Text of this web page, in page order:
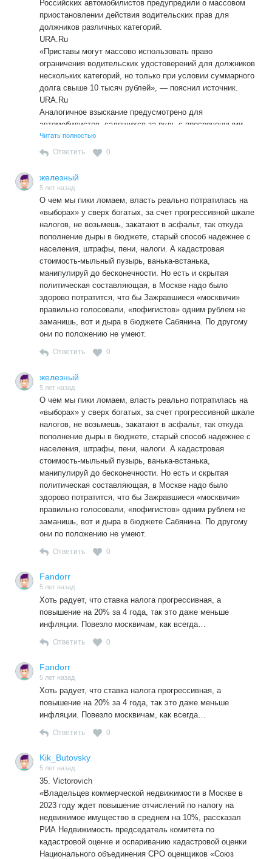
Российских автомобилистов предупредили о массовом
приостановлении действия водительских прав для
должников различных категорий.
URA.Ru
«Приставы могут массово использовать право
ограничения водительских удостоверений для должников
нескольких категорий, но только при условии суммарного
долга свыше 10 тысяч рублей», — пояснил источник.
URA.Ru
Аналогичное взыскание предусмотрено для
автомобилистов, садящихся за руль с просроченными
правами, либо с документом, в котором содержится
неверная информация.
Во всех случаях машина нарушителя будет эвакуирована
на специализированную стоянку.
Читать полностью
Ответить 0
железный
5 лет назад
О чем мы пики ломаем, власть реально потратилась на
«выборах» у сверх богатых, за счет прогрессивной шкале
налогов, не возьмешь, закатают в асфальт, так откуда
пополнение дыры в бюджете, старый способ надежнее с
населения, штрафы, пени, налоги. А кадастровая
стоимость-мыльный пузырь, ванька-встанька,
манипулируй до бесконечности. Но есть и скрытая
политическая составляющая, в Москве надо было
здорово потратится, что бы Зажравшиеся «москвичи»
правильно голосовали, «пофигистов» одним рублем не
заманишь, вот и дыра в бюджете Сабянина. По другому
они по положению не умеют.
Ответить 0
железный
5 лет назад
О чем мы пики ломаем, власть реально потратилась на
«выборах» у сверх богатых, за счет прогрессивной шкале
налогов, не возьмешь, закатают в асфальт, так откуда
пополнение дыры в бюджете, старый способ надежнее с
населения, штрафы, пени, налоги. А кадастровая
стоимость-мыльный пузырь, ванька-встанька,
манипулируй до бесконечности. Но есть и скрытая
политическая составляющая, в Москве надо было
здорово потратится, что бы Зажравшиеся «москвичи»
правильно голосовали, «пофигистов» одним рублем не
заманишь, вот и дыра в бюджете Сабянина. По другому
они по положению не умеют.
Ответить 0
Fandorr
5 лет назад
Хоть радует, что ставка налога прогрессивная, а
повышение на 20% за 4 года, так это даже меньше
инфляции. Повезло москвичам, как всегда…
Ответить 0
Fandorr
5 лет назад
Хоть радует, что ставка налога прогрессивная, а
повышение на 20% за 4 года, так это даже меньше
инфляции. Повезло москвичам, как всегда…
Ответить 0
Kik_Butovsky
5 лет назад
35. Victorovich
«Владельцев коммерческой недвижимости в Москве в
2023 году ждет повышение отчислений по налогу на
недвижимое имущество в среднем на 10%, рассказал
РИА Недвижимость председатель комитета по
кадастровой оценке и оспариванию кадастровой оценки
Национального объединения СРО оценщиков «Союз